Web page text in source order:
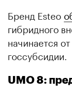
Бренд Esteo
гибридного
начинается
госсубсидии.
UMO 8: